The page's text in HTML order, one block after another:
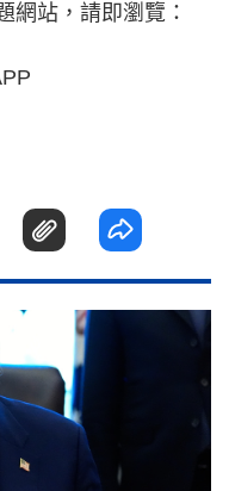
網站，請即瀏覽：